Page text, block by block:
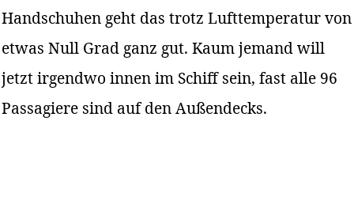
Handschuhen geht das trotz Lufttemperatur von
etwas Null Grad ganz gut. Kaum jemand will
jetzt irgendwo innen im Schiff sein, fast alle 96
Passagiere sind auf den Außendecks.